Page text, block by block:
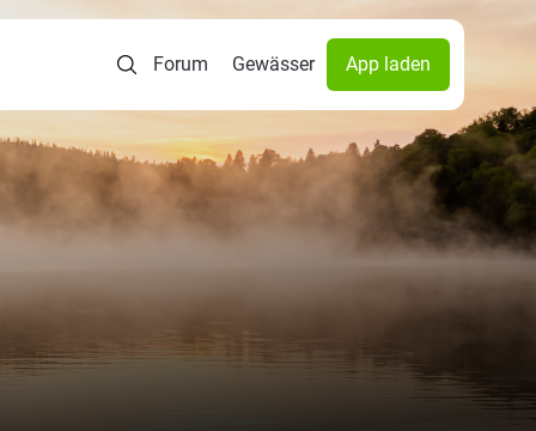
Forum Gewässer App laden